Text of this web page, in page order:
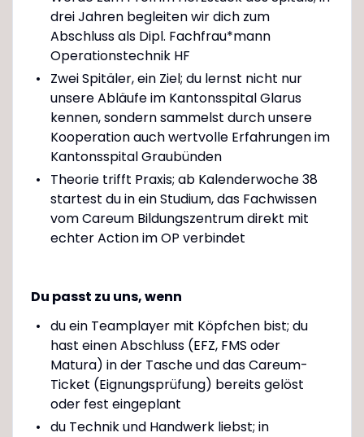
drei Jahren begleiten wir dich zum
Abschluss als Dipl. Fachfrau*mann
Operationstechnik HF
Zwei Spitäler, ein Ziel; du lernst nicht nur
unsere Abläufe im Kantonsspital Glarus
kennen, sondern sammelst durch unsere
Kooperation auch wertvolle Erfahrungen im
Kantonsspital Graubünden
Theorie trifft Praxis; ab Kalenderwoche 38
startest du in ein Studium, das Fachwissen
vom Careum Bildungszentrum direkt mit
echter Action im OP verbindet
Du passt zu uns, wenn
du ein Teamplayer mit Köpfchen bist; du
hast einen Abschluss (EFZ, FMS oder
Matura) in der Tasche und das Careum-
Ticket (Eignungsprüfung) bereits gelöst
oder fest eingeplant
du Technik und Handwerk liebst; in